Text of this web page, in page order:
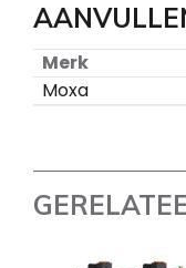
Merk
Moxa